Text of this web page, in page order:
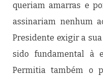
queriam amarras e
assinariam nenhum
Presidente exigir a
sido fundamental à
Permitia também o